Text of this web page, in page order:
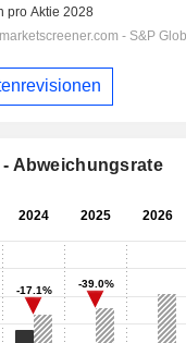
Abweichungsrate